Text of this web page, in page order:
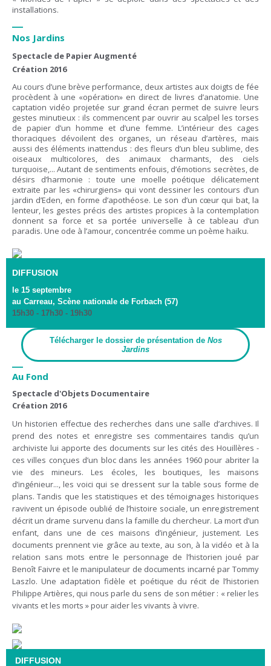
installations.
—
Nos Jardins
Spectacle de Papier Augmenté
Création 2016
Au cours d’une brève performance, deux artistes aux doigts de fée
procèdent à une «opération» en direct de livres d’anatomie. Une
captation vidéo projetée sur grand écran permet de suivre leurs
gestes minutieux : ils commencent par ouvrir au scalpel les torses
de papier d’un homme et d’une femme. L’intérieur des cages
thoraciques dévoilent des organes, un réseau d’artères, mais
aussi des éléments inattendus : des fleurs d’un bleu sublime, des
oiseaux multicolores, des animaux charmants, des ciels
turquoise,... Autant de sentiments enfouis, d’émotions secrètes, de
désirs d’harmonie : toute une moelle poétique délicatement
extraite par les «chirurgiens» qui vont dessiner les contours d’un
jardin d’Eden, en forme d’apothéose. Le son d’un cœur qui bat, la
lenteur, les gestes précis des artistes propices à la contemplation
donnent sa force et sa portée universelle à ce tableau d’un
paradis. Une ode à l’amour, concentrée comme un poème haïku.
DIFFUSION
le 15 septembre
au Carreau, Scène nationale de Forbach (57)
15h30 - 17h30 - 19h30
Télécharger le dossier de présentation de Nos
Jardins
—
Au Fond
Spectacle d'Objets Documentaire
Création 2016
Un historien effectue des recherches dans une salle d’archives. Il
prend des notes et enregistre ses commentaires tandis qu’un
archiviste lui apporte des documents sur les cités des Houillères -
ces villes conçues d’un bloc dans les années 1960 pour abriter la
vie des mineurs. Les écoles, les boutiques, les maisons
d’ingénieur..., les voici qui se dressent sur la table sous forme de
plans. Tandis que les statistiques et des témoignages historiques
ravivent un épisode oublié de l’histoire sociale, un enregistrement
décrit un drame survenu dans la famille du chercheur. La mort d’un
enfant, dans une de ces maisons d’ingénieur, justement. Les
documents prennent vie grâce au texte, au son, à la vidéo et à la
relation sans mots entre le personnage de l’historien joué par
Benoît Faivre et le manipulateur de documents incarné par Tommy
Laszlo. Une adaptation fidèle et poétique du récit de l’historien
Philippe Artières, qui nous parle du sens de son métier : « relier les
vivants et les morts » pour aider les vivants à vivre.
DIFFUSION